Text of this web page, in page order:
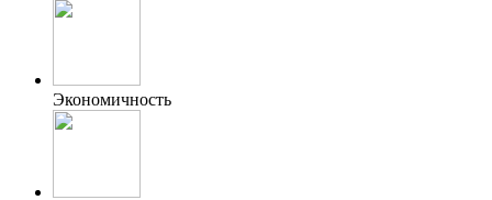
Экономичность